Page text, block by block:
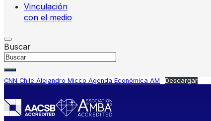
Vinculación
con el medio
Buscar
CNN Chile Alejandro Micco Agenda Económica AM Descargar